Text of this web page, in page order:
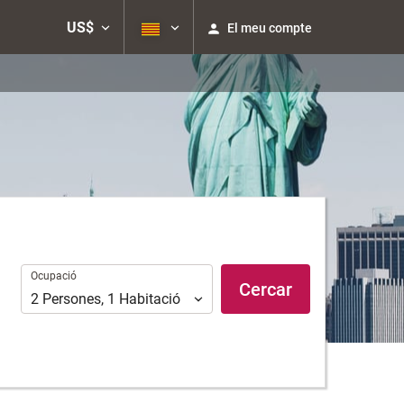
US$ El meu compte
Ocupació
Ocupació
2 Persones, 1 Habitació Cercar